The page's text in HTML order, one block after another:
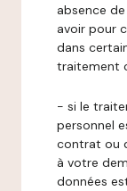
absence
avoir pour
dans
traitement
- si le
personnel
contrat ou
à votre
données